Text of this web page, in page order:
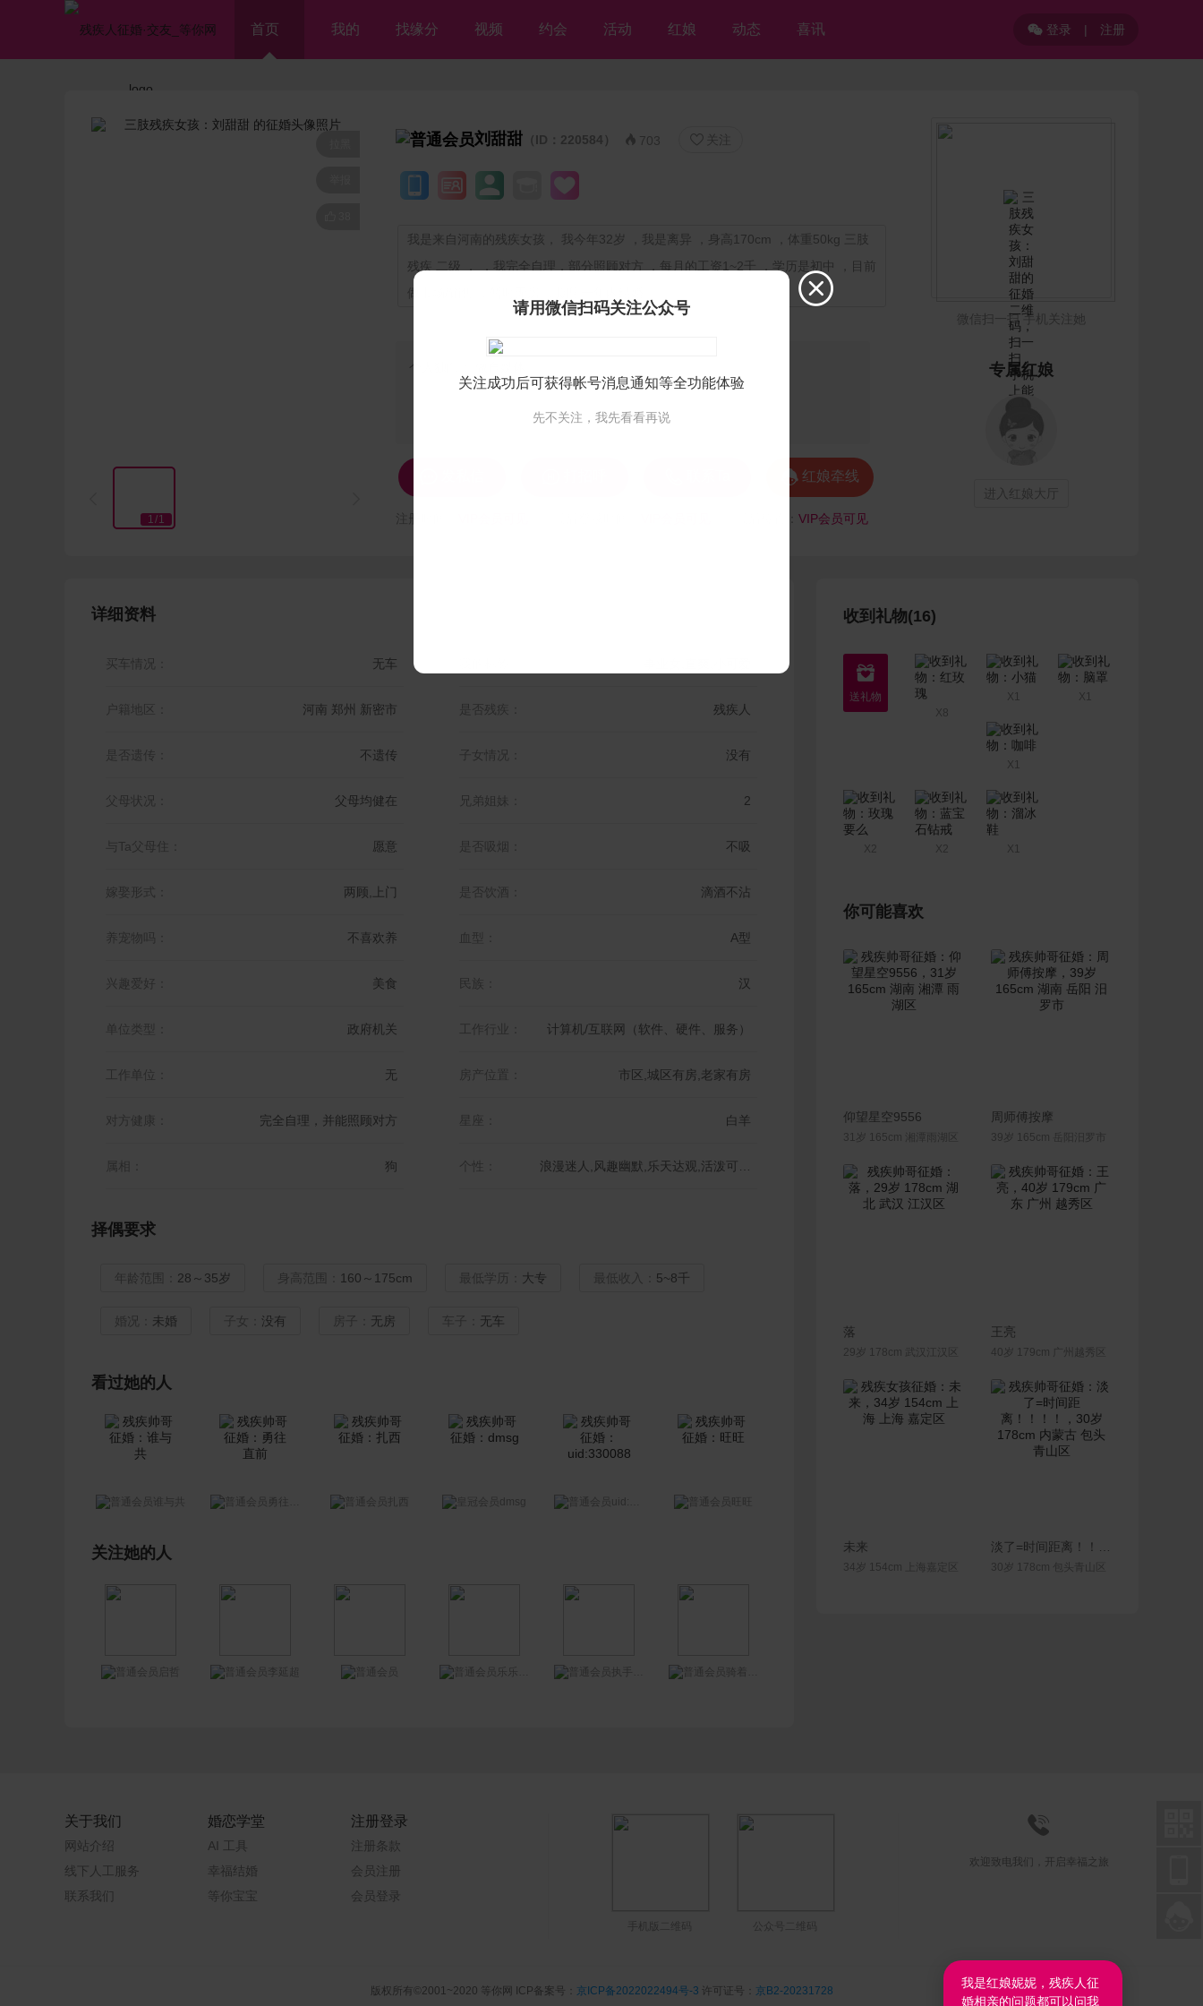
首页 我的 找缘分 视频 约会 活动 红娘 动态 喜讯 登录 | 注册
1/1
刘甜甜 （ID：220584）  703  关注
我是来自河南的残疾女孩， 我今年32岁 ，我是离异 ，身高170cm ，体重50kg 三肢
残疾 二级 ， ，我完全自理，部分照顾对方 ，每月的工资1~2千 ，学历是初中 ，目前
做市场/销售 ，暂时无房 ，期望一年内结婚
个人独白：
 红娘牵线
VIP会员可见
微信扫一扫 手机关注她
专属红娘
进入红娘大厅
详细资料
买车情况： 无车
户籍地区： 河南 郑州 新密市 是否残疾： 残疾人
是否遗传： 不遗传 子女情况： 没有
父母状况： 父母均健在 兄弟姐妹： 2
与Ta父母住： 愿意 是否吸烟： 不吸
嫁娶形式： 两顾,上门 是否饮酒： 滴酒不沾
养宠物吗： 不喜欢养 血型： A型
兴趣爱好： 美食 民族： 汉
单位类型： 政府机关 工作行业： 计算机/互联网（软件、硬件、服务）
工作单位： 无 房产位置： 市区,城区有房,老家有房
对方健康： 完全自理，并能照顾对方 星座： 白羊
属相： 狗 个性：
择偶要求
年龄范围： 28～35岁 身高范围： 160～175cm 最低学历： 大专 最低收入： 5~8千
婚况： 未婚 子女： 没有 房子： 无房 车子： 无车
看过她的人
谁与共 勇往直前 扎西 dmsg uid:330088
关注她的人
启哲 李延超 执手天涯 骑着摩托追嫦娥……
收到礼物(16)

X8
X1 X1
X1
X2 X2 X1
你可能喜欢
联系Ta
仰望星空9556
31岁 165cm 湘潭雨湖区
联系Ta
周师傅按摩
39岁 165cm 岳阳汨罗市
落
29岁 178cm 武汉江汉区
王亮
40岁 179cm 广州越秀区
未来
34岁 154cm 上海嘉定区
联系Ta
30岁 178cm 包头青山区
关于我们
网站介绍
线下人工服务
联系我们
婚恋学堂
AI 工具
幸福结婚
等你宝宝
注册登录
注册条款
会员注册
会员登录
手机版二维码 公众号二维码

欢迎致电我们，开启幸福之旅
版权所有©2001~2020 等你网 ICP备案号： 京ICP备2022022494号-3 许可证号： 京B2-20231728

请用微信扫码关注公众号
关注成功后可获得帐号消息通知等全功能体验
先不关注，我先看看再说
我是红娘妮妮，残疾人征
婚相亲的问题都可以问我